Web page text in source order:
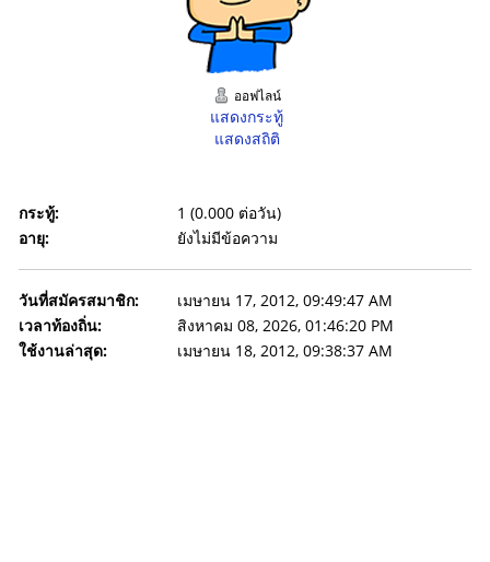
ออฟไลน์
แสดงกระทู้
แสดงสถิติ
กระทู้:
1 (0.000 ต่อวัน)
อายุ:
ยังไม่มีข้อความ
วันที่สมัครสมาชิก:
เมษายน 17, 2012, 09:49:47 AM
เวลาท้องถิ่น:
สิงหาคม 08, 2026, 01:46:20 PM
ใช้งานล่าสุด:
เมษายน 18, 2012, 09:38:37 AM